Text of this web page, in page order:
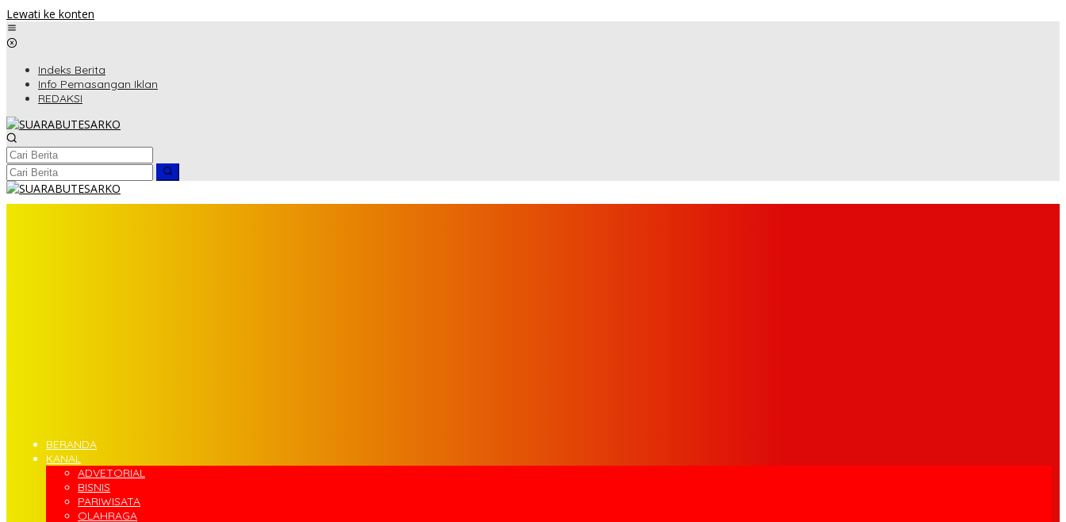
Lewati ke konten
Indeks Berita
Info Pemasangan Iklan
REDAKSI
BERANDA
KANAL
ADVETORIAL
BISNIS
PARIWISATA
OLAHRAGA